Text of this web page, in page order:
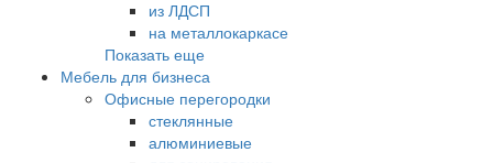
из ЛДСП
на металлокаркасе
Показать еще
Мебель для бизнеса
Офисные перегородки
стеклянные
алюминиевые